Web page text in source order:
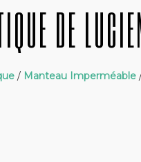
DE
/ Manteau Imperméable